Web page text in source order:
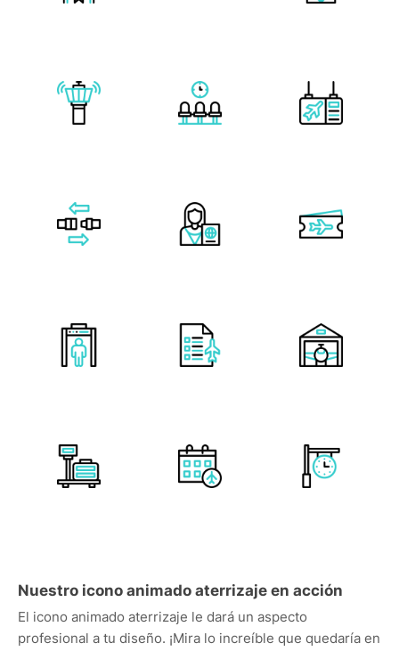
Nuestro icono animado aterrizaje en acción
El icono animado aterrizaje le dará un aspecto
profesional a tu diseño. ¡Mira lo increíble que quedaría en